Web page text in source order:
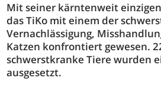
Mit seiner kärntenweit
das TiKo mit einem der
Vernachlässigung,
Katzen konfrontiert gewesen.
schwerstkranke Tiere wurden
ausgesetzt.